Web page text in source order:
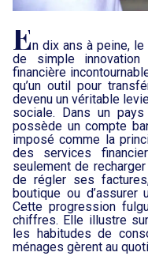
En dix ans à peine,
de simple innovation
financière
qu’un outil pour
devenu un véritable
sociale. Dans un
possède un compte
imposé comme la
des services
seulement de
de régler ses
boutique ou
Cette progression
chiffres. Elle illustre
les habitudes de
ménages gèrent au